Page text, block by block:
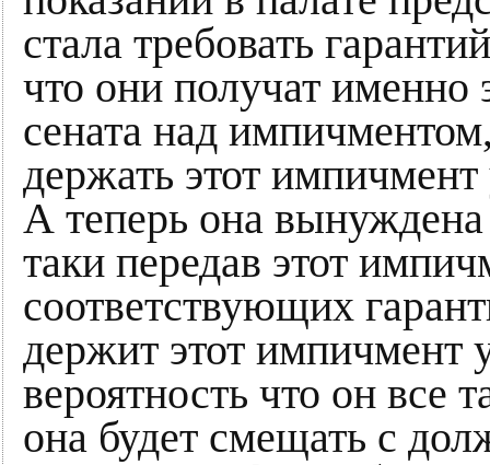
стала требовать
что они получат именно
сената над
держать этот
А теперь она вынуждена
таки передав этот
соответствующих
держит этот импичмент
вероятность что он все
она будет смещать с